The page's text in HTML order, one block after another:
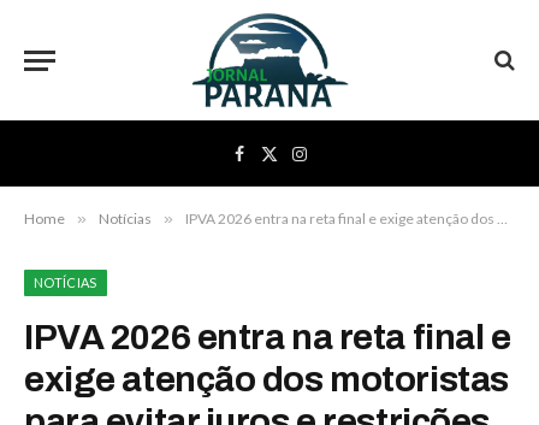
Facebook
X
(Twitter)
Instagram
Home » Notícias » IPVA 2026 entra na reta final e exige atenção dos motoristas para evitar juros e restrições
NOTÍCIAS
IPVA 2026 entra na reta final e
exige atenção dos motoristas